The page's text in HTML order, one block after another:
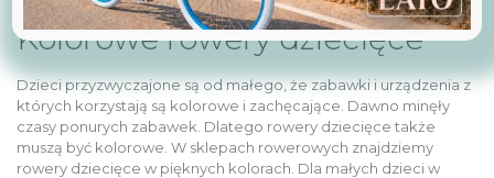
Kolorowe rowery dziecięce
Dzieci przyzwyczajone są od małego, że zabawki i urządzenia z
których korzystają są kolorowe i zachęcające. Dawno minęły
czasy ponurych zabawek. Dlatego rowery dziecięce także
muszą być kolorowe. W sklepach rowerowych znajdziemy
rowery dziecięce w pięknych kolorach. Dla małych dzieci w